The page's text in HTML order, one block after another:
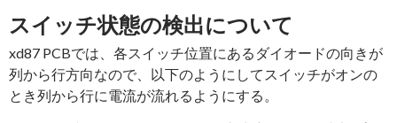
スイッチ状態の検出について
xd87 PCBでは、各スイッチ位置にあるダイオードの向きが
列から行方向なので、以下のようにしてスイッチがオンの
とき列から行に電流が流れるようにする。